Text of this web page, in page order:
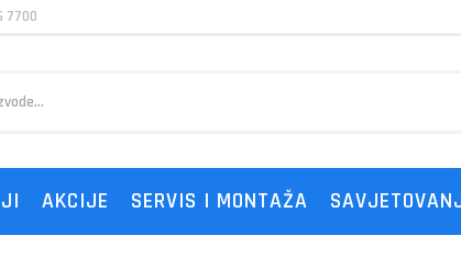
7700
AKCIJE SERVIS I MONTAŽA